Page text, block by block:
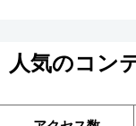
人気のコン